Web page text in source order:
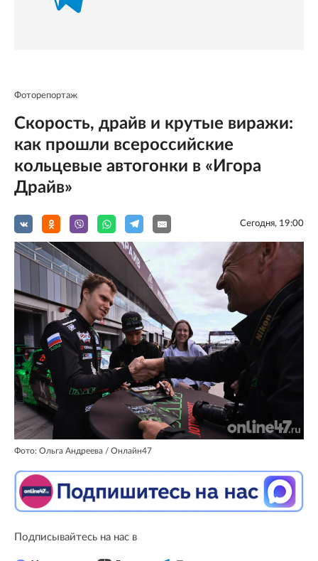
Фоторепортаж
Скорость, драйв и крутые виражи:
как прошли всероссийские
кольцевые автогонки в «Игора
Драйв»
Сегодня, 19:00
Фото: Ольга Андреева / Онлайн47
Подписывайтесь на нас в